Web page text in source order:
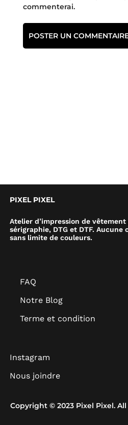
commenterai.
PIXEL PIXEL
Atelier d’impression de
sérigraphie, DTG et DTF.
sans limite de couleurs.
FAQ
Notre Blog
Terme et condition
Instagram
Nous joindre
Copyright © 2023 Pixel Pixel.